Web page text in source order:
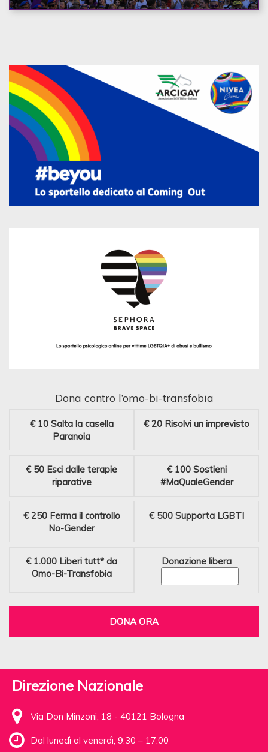
Dona contro l’omo-bi-transfobia
€ 10 Salta la casella
Paranoia
€ 20 Risolvi un imprevisto
€ 50 Esci dalle terapie
riparative
€ 100 Sostieni
#MaQualeGender
€ 250 Ferma il controllo
No-Gender
€ 500 Supporta LGBTI
€ 1.000 Liberi tutt* da
Omo-Bi-Transfobia
Donazione libera
DONA ORA
Direzione Nazionale
Via Don Minzoni, 18 - 40121 Bologna
Dal lunedì al venerdì, 9.30 – 17.00